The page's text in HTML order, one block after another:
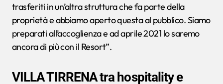
trasferiti in un’altra struttura che fa parte della
proprietà e abbiamo aperto questa al pubblico. Siamo
preparati all’accoglienza e ad aprile 2021 lo saremo
ancora di più con il Resort”.
VILLA TIRRENA tra hospitality e